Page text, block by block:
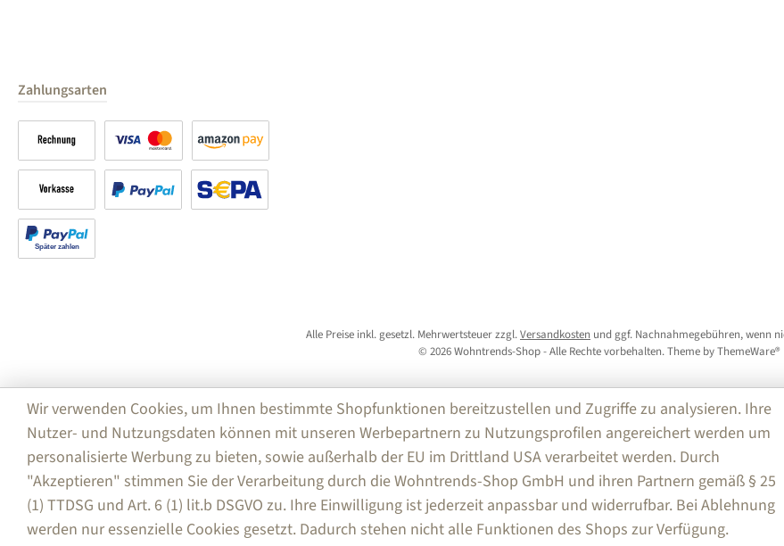
Zahlungsarten
Kreditkarte Amazon Pay
Vorkasse
Rechnung
Alle Preise inkl. gesetzl. Mehrwertsteuer zzgl.Versandkosten und ggf. Nachnahmegebühren, wenn
© 2026 Wohntrends-Shop - Alle Rechte vorbehalten. Theme byThemeWare®
Wir verwenden Cookies, um Ihnen bestimmte Shopfunktionen bereitzustellen und Zugriffe zu analysieren. Ihre
Nutzer- und Nutzungsdaten können mit unseren Werbepartnern zu Nutzungsprofilen angereichert werden um
personalisierte Werbung zu bieten, sowie außerhalb der EU im Drittland USA verarbeitet werden. Durch
"Akzeptieren" stimmen Sie der Verarbeitung durch die Wohntrends-Shop GmbH und ihren Partnern gemäß § 25
(1) TTDSG und Art. 6 (1) lit.b DSGVO zu. Ihre Einwilligung ist jederzeit anpassbar und widerrufbar. Bei Ablehnung
werden nur essenzielle Cookies gesetzt. Dadurch stehen nicht alle Funktionen des Shops zur Verfügung.